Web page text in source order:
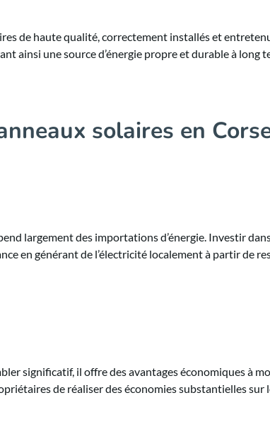
de haute qualité, correctement installés et
ainsi une source d’énergie propre et durable à long
solaires en
largement des importations d’énergie. Investir
en générant de l’électricité localement à partir de
significatif, il offre des avantages économiques à
de réaliser des économies substantielles sur